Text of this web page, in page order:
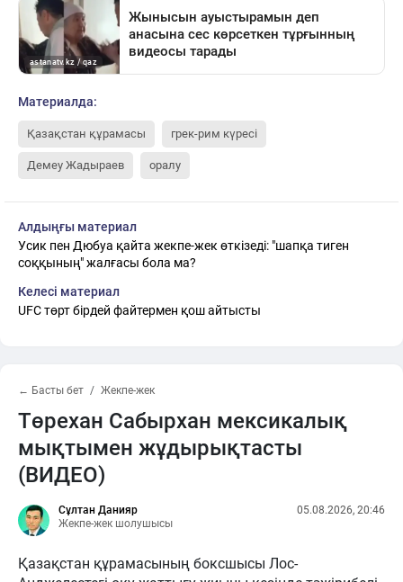
Материалда:
Қазақстан құрамасы грек-рим күресі
Демеу Жадыраев оралу
Алдыңғы материал
Усик пен Дюбуа қайта жекпе-жек өткізеді: "шапқа тиген
соққының" жалғасы бола ма?
Келесі материал
UFC төрт бірдей файтермен қош айтысты
← Басты бет Жекпе-жек
Төрехан Сабырхан мексикалық
мықтымен жұдырықтасты
(ВИДЕО)
Сұлтан Данияр
Жекпе-жек шолушысы
05.08.2026, 20:46
Қазақстан құрамасының боксшысы Лос-